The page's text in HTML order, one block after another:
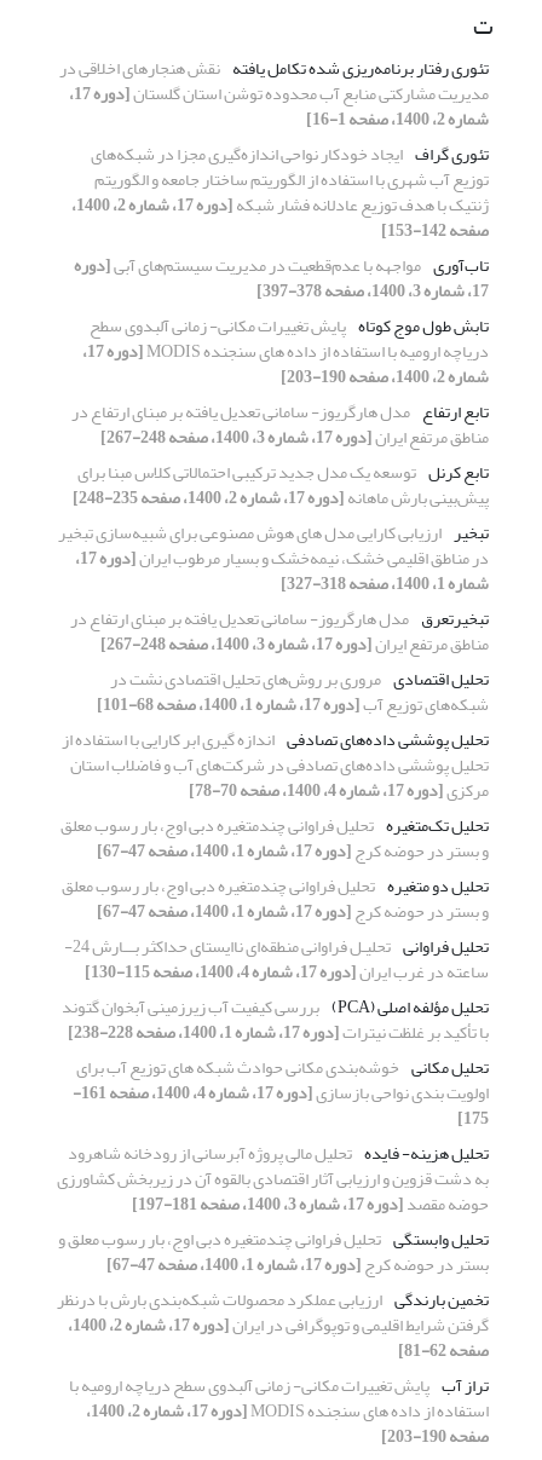
ت
تئوری رفتار برنامه‌ریزی شده تکامل یافته نقش هنجارهای اخلاقی در
مدیریت مشارکتی منابع آب محدوده توشن استان گلستان [دوره 17،
شماره 2، 1400، صفحه 1-16]
تئوری گراف ایجاد خودکار نواحی اندازه‌گیری مجزا در شبکه‌های
توزیع آب شهری با استفاده از الگوریتم ساختار جامعه و الگوریتم
ژنتیک با هدف توزیع عادلانه فشار شبکه [دوره 17، شماره 2، 1400،
صفحه 142-153]
تاب‌آوری مواجهه با عدم‌قطعیت در مدیریت سیستم‌های آبی[دوره
17، شماره 3، 1400، صفحه 378-397]
تابش طول موج کوتاه پایش تغییرات مکانی- زمانی آلبدوی سطح
دریاچه ارومیه با استفاده از داده های سنجنده MODIS [دوره 17،
شماره 2، 1400، صفحه 190-203]
تابع ارتفاع مدل هارگریوز- سامانی تعدیل یافته بر مبنای ارتفاع در
مناطق مرتفع ایران[دوره 17، شماره 3، 1400، صفحه 248-267]
تابع کرنل توسعه یک مدل جدید ترکیبی احتمالاتی کلاس مبنا برای
پیش‌بینی بارش ماهانه[دوره 17، شماره 2، 1400، صفحه 235-248]
تبخیر ارزیابی کارایی مدل های هوش مصنوعی برای شبیه‌سازی تبخیر
در مناطق اقلیمی خشک، نیمه‌خشک و بسیار مرطوب ایران [دوره 17،
شماره 1، 1400، صفحه 318-327]
تبخیرتعرق مدل هارگریوز- سامانی تعدیل یافته بر مبنای ارتفاع در
مناطق مرتفع ایران[دوره 17، شماره 3، 1400، صفحه 248-267]
تحلیل اقتصادی مروری بر روش‌های تحلیل اقتصادی نشت در
شبکه‌های توزیع آب[دوره 17، شماره 1، 1400، صفحه 68-101]
تحلیل پوششی داده‌های تصادفی اندازه گیری ابر کارایی با استفاده از
تحلیل پوششی داده‌های تصادفی در شرکت‌های آب و فاضلاب استان
مرکزی[دوره 17، شماره 4، 1400، صفحه 70-78]
تحلیل تک‌متغیره تحلیل فراوانی چندمتغیره دبی اوج، بار رسوب معلق
و بستر در حوضه کرج[دوره 17، شماره 1، 1400، صفحه 47-67]
تحلیل دو متغیره تحلیل فراوانی چندمتغیره دبی اوج، بار رسوب معلق
و بستر در حوضه کرج[دوره 17، شماره 1، 1400، صفحه 47-67]
تحلیل فراوانی
تحلیـل فراوانی منطقه‌ای ناایستای حداکثر بـــارش 24-
ساعته در غرب ایران[دوره 17، شماره 4، 1400، صفحه 115-130]
تحلیل مؤلفه اصلی (PCA)
بررسی کیفیت آب زیرزمینی آبخوان گتوند
با تأکید بر غلظت نیترات[دوره 17، شماره 1، 1400، صفحه 228-238]
تحلیل مکانی خوشه‌بندی مکانی حوادث شبکه های توزیع آب برای
اولویت بندی نواحی بازسازی [دوره 17، شماره 4، 1400، صفحه 161-
175]
تحلیل هزینه- فایده تحلیل مالی پروژه آبرسانی از رودخانه شاهرود
به دشت قزوین و ارزیابی آثار اقتصادی بالقوه آن در زیربخش کشاورزی
حوضه مقصد[دوره 17، شماره 3، 1400، صفحه 181-197]
تحلیل وابستگی تحلیل فراوانی چندمتغیره دبی اوج، بار رسوب معلق و
بستر در حوضه کرج[دوره 17، شماره 1، 1400، صفحه 47-67]
تخمین بارندگی ارزیابی عملکرد محصولات شبکه‌بندی بارش با درنظر
گرفتن شرایط اقلیمی و توپوگرافی در ایران [دوره 17، شماره 2، 1400،
صفحه 62-81]
تراز آب پایش تغییرات مکانی- زمانی آلبدوی سطح دریاچه ارومیه با
استفاده از داده های سنجنده MODIS [دوره 17، شماره 2، 1400،
صفحه 190-203]